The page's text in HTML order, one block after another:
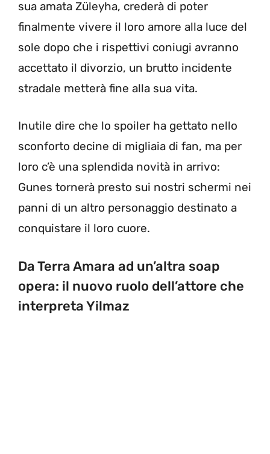
sua amata Züleyha, crederà di poter
finalmente vivere il loro amore alla luce del
sole dopo che i rispettivi coniugi avranno
accettato il divorzio, un brutto incidente
stradale metterà fine alla sua vita.
Inutile dire che lo spoiler ha gettato nello
sconforto decine di migliaia di fan, ma per
loro c’è una splendida novità in arrivo:
Gunes tornerà presto sui nostri schermi nei
panni di un altro personaggio destinato a
conquistare il loro cuore.
Da Terra Amara ad un’altra soap
opera: il nuovo ruolo dell’attore che
interpreta Yilmaz